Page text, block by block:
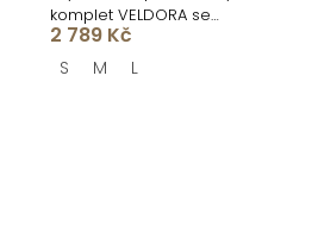
komplet VELDORA se
sukní
2 789 Kč
S M L